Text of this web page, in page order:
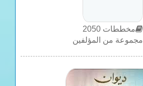
مخططات 2050
مجموعة من المؤلفين